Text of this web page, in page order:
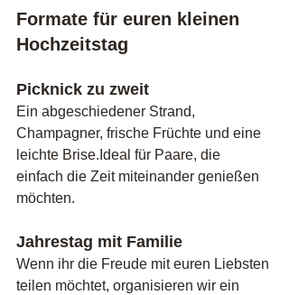
Formate für euren kleinen
Hochzeitstag
Picknick zu zweit
Ein abgeschiedener Strand,
Champagner, frische Früchte und eine
leichte Brise.Ideal für Paare, die
einfach die Zeit miteinander genießen
möchten.
Jahrestag mit Familie
Wenn ihr die Freude mit euren Liebsten
teilen möchtet, organisieren wir ein